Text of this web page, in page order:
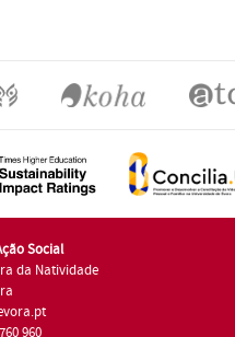
Social
da Natividade
960